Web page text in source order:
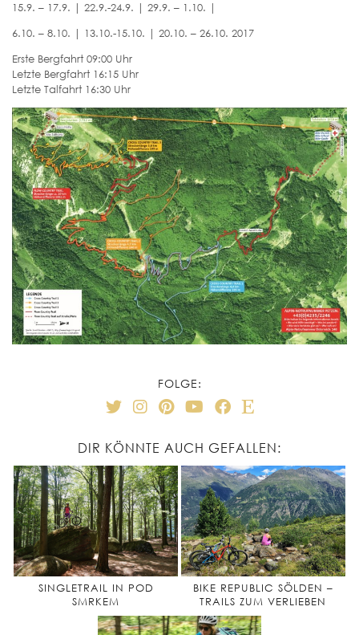
15.9. – 17.9. | 22.9.-24.9. | 29.9. – 1.10. |
6.10. – 8.10. | 13.10.-15.10. | 20.10. – 26.10. 2017
Erste Bergfahrt 09:00 Uhr
Letzte Bergfahrt 16:15 Uhr
Letzte Talfahrt 16:30 Uhr
FOLGE:
DIR KÖNNTE AUCH GEFALLEN:
SINGLETRAIL IN POD
SMRKEM
BIKE REPUBLIC SÖLDEN –
TRAILS ZUM VERLIEBEN